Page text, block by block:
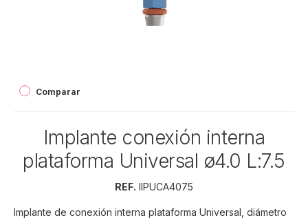
Comparar
Implante conexión interna
plataforma Universal ø4.0 L:7.5
REF. IIPUCA4075
Implante de conexión interna plataforma Universal, diámetro